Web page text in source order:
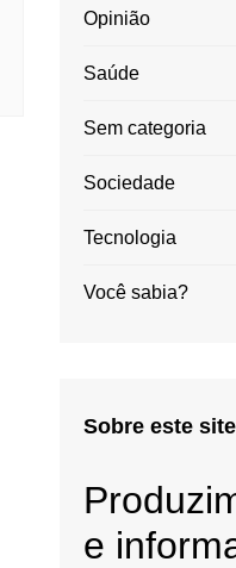
Opinião
Saúde
Sem categoria
Sociedade
Tecnologia
Você sabia?
Sobre este site
e